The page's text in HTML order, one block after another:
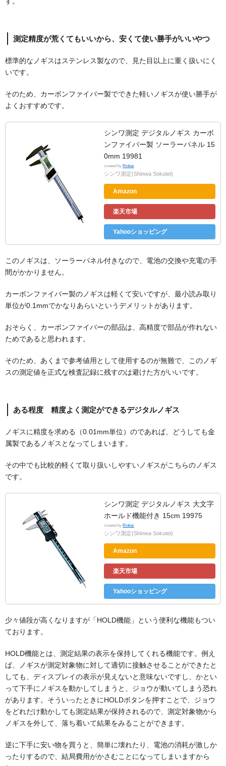
測定精度が荒くてもいいから、安くて使い勝手がいいやつ
標準的なノギスはステンレス製なので、見た目以上に重く扱いにく
いです。
そのため、カーボンファイバー製でできた軽いノギスが使い勝手が
よくおすすめです。
シンワ測定 デジタルノギス カーボ
ンファイバー製 ソーラーパネル 15
0mm 19981
created by Rinker
シンワ測定(Shinwa Sokutei)
Amazon
楽天市場
Yahooショッピング
このノギスは、ソーラーパネル付きなので、電池の交換や充電の手
間がかかりません。
カーボンファイバー製のノギスは軽くて安いですが、最小読み取り
単位が0.1mmでかなりあらいというデメリットがあります。
おそらく、カーボンファイバーの部品は、高精度で部品が作れない
ためであると思われます。
そのため、あくまで参考値用として使用するのが無難で、このノギ
スの測定値を正式な検査記録に残すのは避けた方がいいです。
ある程度 精度よく測定ができるデジタルノギス
ノギスに精度を求める（0.01mm単位）のであれば、どうしても金
属製であるノギスとなってしまいます。
その中でも比較的軽くて取り扱いしやすいノギスがこちらのノギス
です。
シンワ測定 デジタルノギス 大文字
ホールド機能付き 15cm 19975
created by Rinker
シンワ測定(Shinwa Sokutei)
Amazon
楽天市場
Yahooショッピング
少々値段が高くなりますが「HOLD機能」という便利な機能もつい
ております。
HOLD機能とは、測定結果の表示を保持してくれる機能です。例え
ば、ノギスが測定対象物に対して適切に接触させることができたと
しても、ディスプレイの表示が見えないと意味ないですし、かとい
って下手にノギスを動かしてしまうと、ジョウが動いてしまう恐れ
があります。そういったときにHOLDボタンを押すことで、ジョウ
をどれだけ動かしても測定結果が保持されるので、測定対象物から
ノギスを外して、落ち着いて結果をみることができます。
逆に下手に安い物を買うと、簡単に壊れたり、電池の消耗が激しか
ったりするので、結局費用がかさむことになってしまいますから